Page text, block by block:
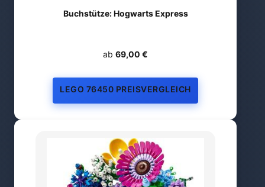
Buchstütze: Hogwarts Express
ab 69,00 €
LEGO 76450 PREISVERGLEICH